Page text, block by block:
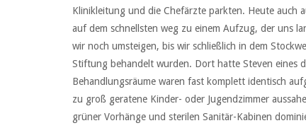
Klinikleitung und die Chefärzte parkten. Heute auch
auf dem schnellsten weg zu einem Aufzug, der uns
wir noch umsteigen, bis wir schließlich in dem
Stiftung behandelt wurden. Dort hatte Steven eines
Behandlungsräume waren fast komplett identisch
zu groß geratene Kinder- oder Jugendzimmer
grüner Vorhänge und sterilen Sanitär-Kabinen